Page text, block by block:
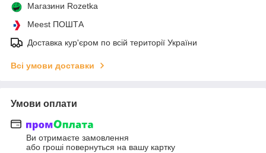
Магазини Rozetka
Meest ПОШТА
Доставка кур'єром по всій території України
Всі умови доставки
Умови оплати
Ви отримаєте замовлення
або гроші повернуться на вашу картку